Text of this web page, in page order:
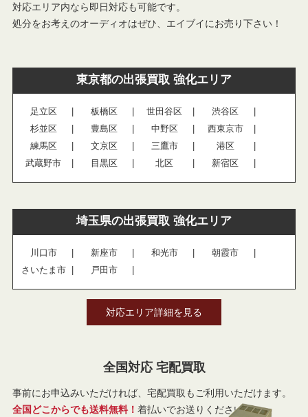
対応エリア内なら即日対応も可能です。
処分をお考えのオーディオはぜひ、エイブイにお売り下さい！
東京都の出張買取 強化エリア
足立区 板橋区 世田谷区
渋谷区
杉並区
豊島区 中野区
西東京市
練馬区
文京区 三鷹市
港区
武蔵野市
目黒区 北区 新宿区
埼玉県の出張買取 強化エリア
川口市 新座市 和光市
朝霞市
さいたま市
戸田市
対応エリア詳細を見る
全国対応 宅配買取
事前にお申込みいただければ、宅配買取もご利用いただけます。
全国どこからでも送料無料！ 着払いでお送りください。